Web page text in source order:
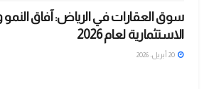
سوق العقارات في الرياض: آفاق
الاستثمارية لعام 2026